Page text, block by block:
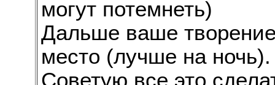
могут потемнеть)
Дальше ваше
место (лучше на ночь).
Советую все это